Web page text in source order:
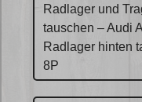
Radlager und
tauschen – Audi
Radlager hinten
8P